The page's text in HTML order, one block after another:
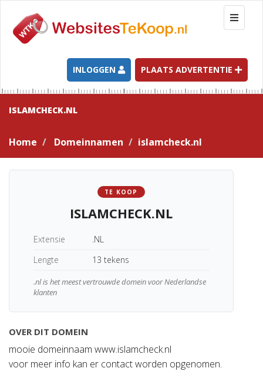
T
o
g
l
e
n
a
t
INLOGGEN PLAATS ADVERTENTIE
ISLAMCHECK.NL
Home Domeinnamen islamcheck.nl
TE KOOP
ISLAMCHECK.NL
Extensie
.NL
Lengte
13 tekens
.nl is het meest vertrouwde domein voor Nederlandse
klanten
OVER DIT DOMEIN
mooie domeinnaam www.islamcheck.nl
voor meer info kan er contact worden opgenomen.